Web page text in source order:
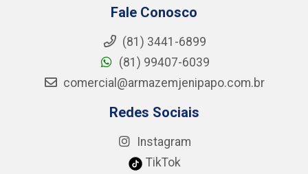
Fale Conosco
(81) 3441-6899
(81) 99407-6039
comercial@armazemjenipapo.com.br
Redes Sociais
Instagram
TikTok